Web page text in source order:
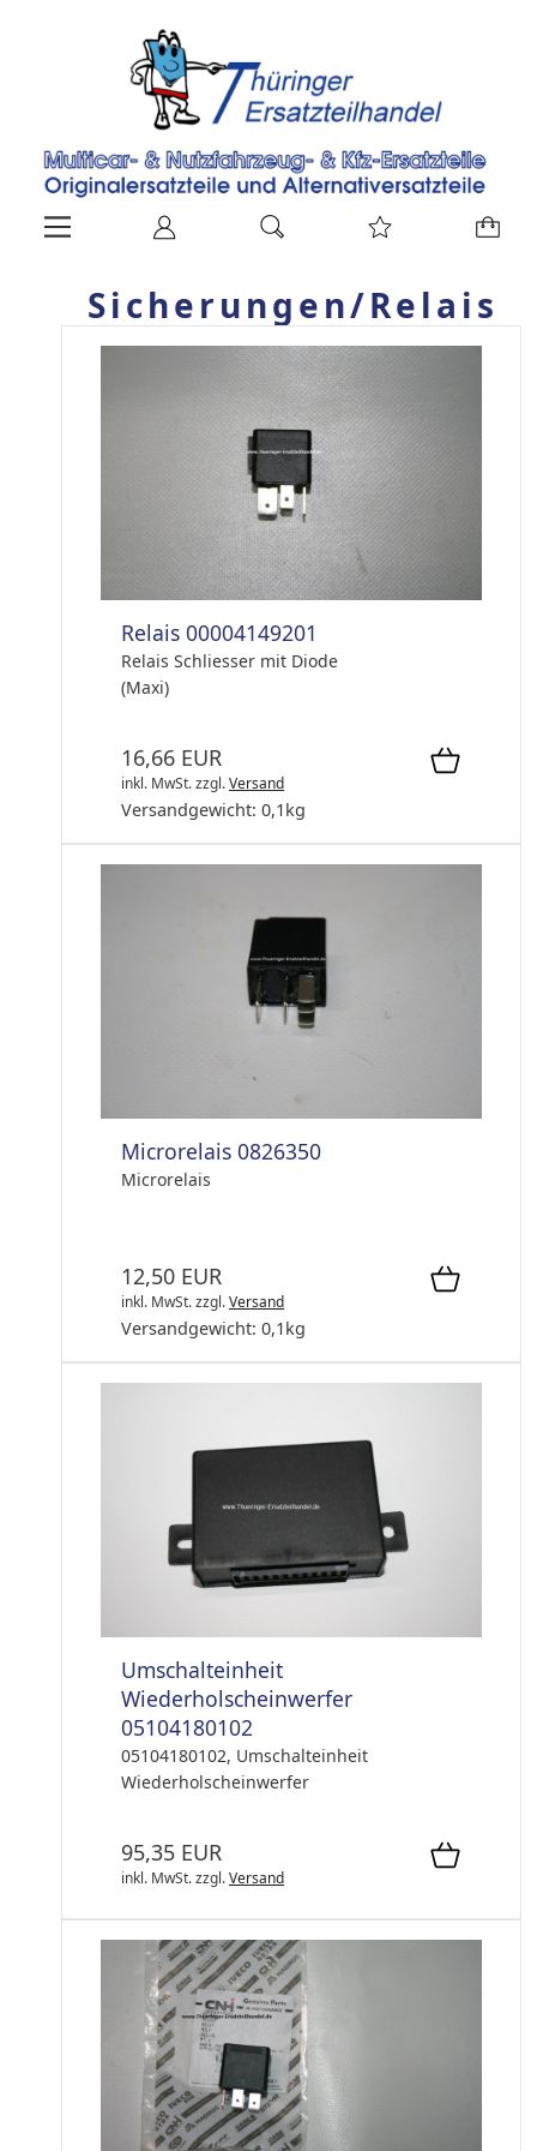
Sicherungen/Relais
Relais 00004149201
Relais Schliesser mit Diode
(Maxi)
16,66 EUR
inkl. MwSt.zzgl.Versand
Versandgewicht: 0,1 kg
Microrelais 0826350
Microrelais
12,50 EUR
inkl. MwSt.zzgl.Versand
Versandgewicht: 0,1 kg
Umschalteinheit
Wiederholscheinwerfer
05104180102
05104180102, Umschalteinheit
Wiederholscheinwerfer
95,35 EUR
inkl. MwSt.zzgl.Versand